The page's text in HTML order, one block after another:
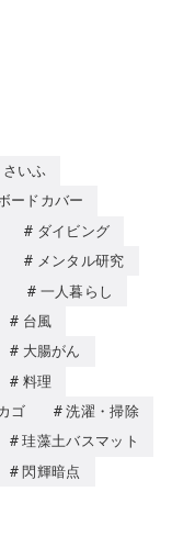
さいふ
ードカバー
ダイビング
メンタル研究
一人暮らし
台風
大腸がん
料理
ゴ
洗濯・掃除
珪藻土バスマット
閃輝暗点